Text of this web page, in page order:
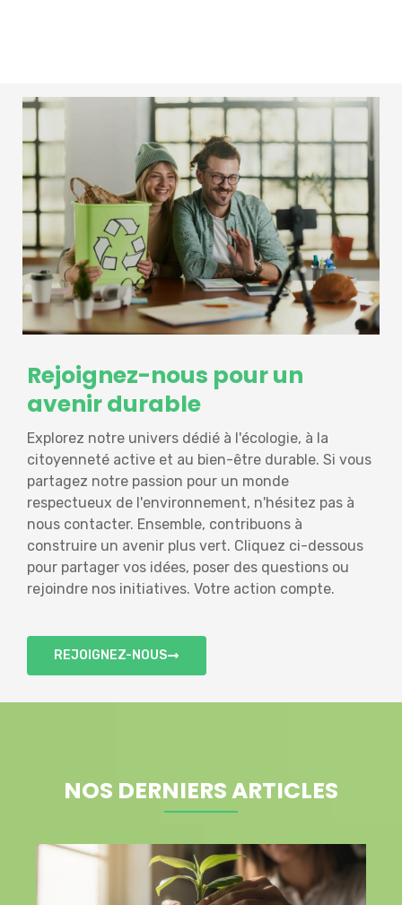
Rejoignez-nous pour un
avenir durable
Explorez notre univers dédié à l'écologie, à la
citoyenneté active et au bien-être durable. Si vous
partagez notre passion pour un monde
respectueux de l'environnement, n'hésitez pas à
nous contacter. Ensemble, contribuons à
construire un avenir plus vert. Cliquez ci-dessous
pour partager vos idées, poser des questions ou
rejoindre nos initiatives. Votre action compte.
REJOIGNEZ-NOUS
NOS DERNIERS ARTICLES